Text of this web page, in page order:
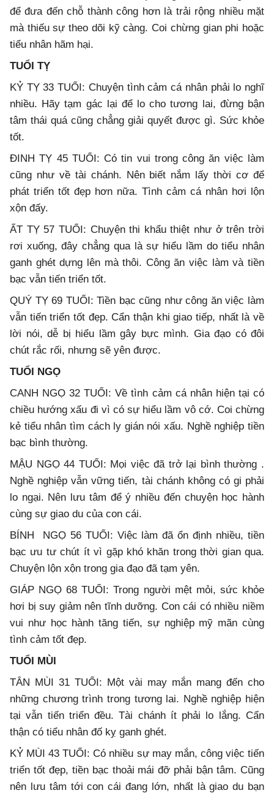
để đưa đến chỗ thành công hơn là trải rộng nhiều mặt
mà thiếu sự theo dõi kỹ càng. Coi chừng gian phi hoặc
tiểu nhân hãm hại.
TUỔI TỴ
KỶ TỴ 33 TUỔI: Chuyện tình cảm cá nhân phải lo nghĩ
nhiều. Hãy tạm gác lại để lo cho tương lai, đừng bận
tâm thái quá cũng chẳng giải quyết được gì. Sức khỏe
tốt.
ĐINH TỴ 45 TUỔI: Có tin vui trong công ăn việc làm
cũng như về tài chánh. Nên biết nắm lấy thời cơ để
phát triển tốt đẹp hơn nữa. Tình cảm cá nhân hơi lộn
xộn đấy.
ẤT TỴ 57 TUỔI: Chuyện thi khẩu thiệt như ở trên trời
rơi xuống, đây chẳng qua là sự hiểu lầm do tiểu nhân
ganh ghét dựng lên mà thôi. Công ăn việc làm và tiền
bạc vẫn tiến triển tốt.
QUÝ TỴ 69 TUỔI: Tiền bạc cũng như công ăn việc làm
vẫn tiến triển tốt đẹp. Cẩn thận khi giao tiếp, nhất là về
lời nói, dễ bị hiểu lầm gây bực mình. Gia đạo có đôi
chút rắc rối, nhưng sẽ yên được.
TUỔI NGỌ
CANH NGỌ 32 TUỔI: Về tình cảm cá nhân hiện tại có
chiều hướng xấu đi vì có sự hiểu lầm vô cớ. Coi chừng
kẻ tiểu nhân tìm cách ly gián nói xấu. Nghề nghiệp tiền
bạc bình thường.
MẬU NGỌ 44 TUỔI: Mọi việc đã trở lại bình thường .
Nghề nghiệp vẫn vững tiến, tài chánh không có gi phải
lo ngại. Nên lưu tâm để ý nhiều đến chuyện học hành
cùng sự giao du của con cái.
BÍNH NGỌ 56 TUỔI: Việc làm đã ổn định nhiều, tiền
bạc ưu tư chút ít vì gặp khó khăn trong thời gian qua.
Chuyện lộn xộn trong gia đạo đã tạm yên.
GIÁP NGỌ 68 TUỔI: Trong người mệt mỏi, sức khỏe
hơi bị suy giảm nên tĩnh dưỡng. Con cái có nhiều niềm
vui như học hành tăng tiến, sự nghiệp mỹ mãn cùng
tình cảm tốt đẹp.
TUỔI MÙI
TÂN MÙI 31 TUỔI: Một vài may mắn mang đến cho
những chương trình trong tương lai. Nghề nghiệp hiện
tại vẫn tiến triển đều. Tài chánh ít phải lo lắng. Cẩn
thận có tiểu nhân đố kỵ ganh ghét.
KỶ MÙI 43 TUỔI: Có nhiều sự may mắn, công việc tiến
triển tốt đẹp, tiền bạc thoải mái đỡ phải bận tâm. Cũng
nên lưu tâm tới con cái đang lớn, nhất là giao du bạn